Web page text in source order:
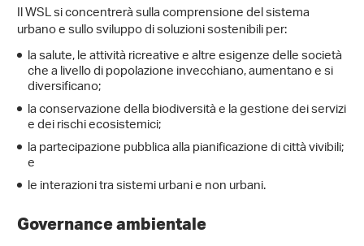
Il WSL si concentrerà sulla comprensione del sistema
urbano e sullo sviluppo di soluzioni sostenibili per:
la salute, le attività ricreative e altre esigenze delle società
che a livello di popolazione invecchiano, aumentano e si
diversificano;
la conservazione della biodiversità e la gestione dei servizi
e dei rischi ecosistemici;
la partecipazione pubblica alla pianificazione di città vivibili;
e
le interazioni tra sistemi urbani e non urbani.
Governance ambientale